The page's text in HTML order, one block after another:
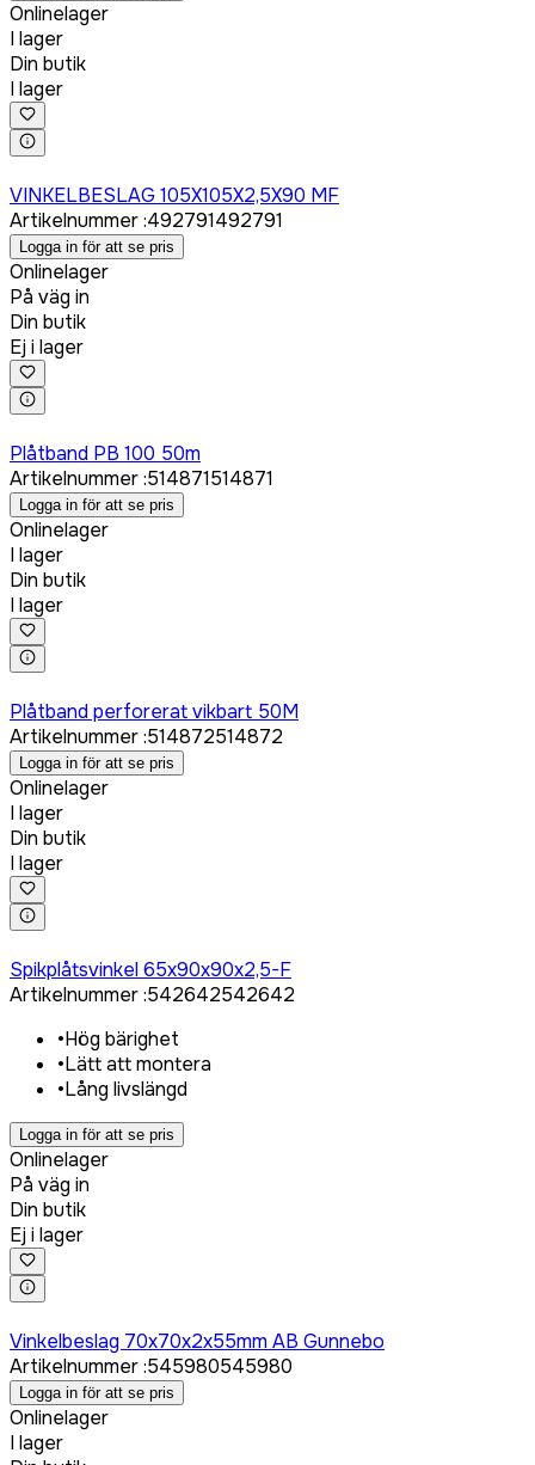
Onlinelager
I lager
Din butik
I lager
VINKELBESLAG 105X105X2,5X90 MF
Artikelnummer:492791492791
Logga in för att se pris
Onlinelager
På väg in
Din butik
Ej i lager
Plåtband PB 100 50m
Artikelnummer:514871514871
Logga in för att se pris
Onlinelager
I lager
Din butik
I lager
Plåtband perforerat vikbart 50M
Artikelnummer:514872514872
Logga in för att se pris
Onlinelager
I lager
Din butik
I lager
Spikplåtsvinkel 65x90x90x2,5-F
Artikelnummer:542642542642
•Hög bärighet
•Lätt att montera
•Lång livslängd
Logga in för att se pris
Onlinelager
På väg in
Din butik
Ej i lager
Vinkelbeslag 70x70x2x55mm AB Gunnebo
Artikelnummer:545980545980
Logga in för att se pris
Onlinelager
I lager